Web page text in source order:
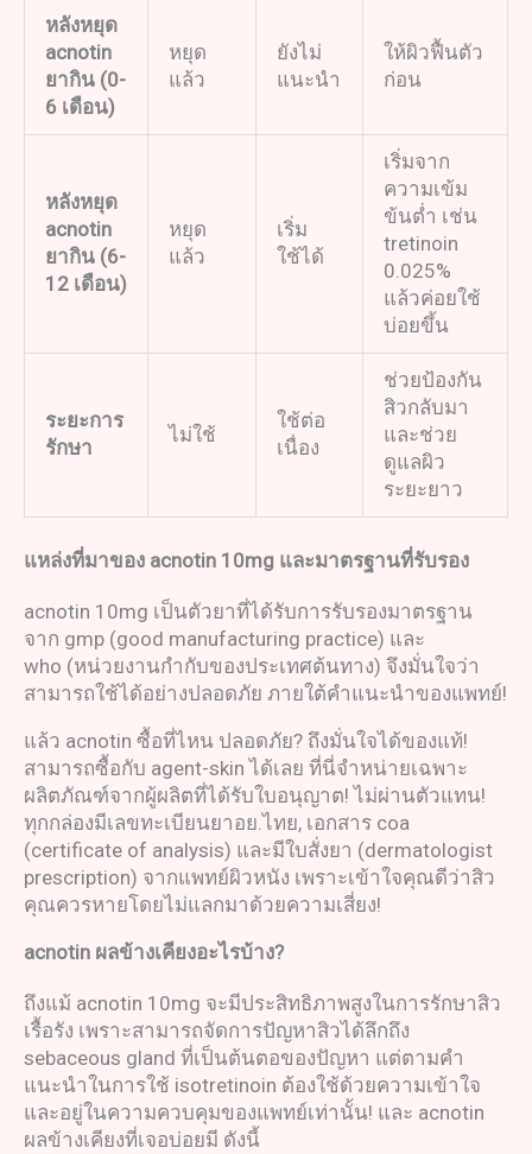
หลังหยุด
acnotin
ยากิน (0-
6 เดือน)
หยุด
แล้ว
ยังไม่
แนะนำ
ให้ผิวฟื้นตัว
ก่อน
หลังหยุด
acnotin
ยากิน (6-
12 เดือน)
หยุด
แล้ว
เริ่ม
ใช้ได้
เริ่มจาก
ความเข้ม
ข้นต่ำ เช่น
tretinoin
0.025%
แล้วค่อยใช้
บ่อยขึ้น
ระยะการ
รักษา
ไม่ใช้
ใช้ต่อ
เนื่อง
ช่วยป้องกัน
สิวกลับมา
และช่วย
ดูแลผิว
ระยะยาว
แหล่งที่มาของ acnotin 10mg และมาตรฐานที่รับรอง
acnotin 10mg เป็นตัวยาที่ได้รับการรับรองมาตรฐาน
จาก gmp (good manufacturing practice) และ
who (หน่วยงานกำกับของประเทศต้นทาง) จึงมั่นใจว่า
สามารถใช้ได้อย่างปลอดภัย ภายใต้คำแนะนำของแพทย์!
แล้ว acnotin ซื้อที่ไหน ปลอดภัย? ถึงมั่นใจได้ของแท้!
สามารถซื้อกับ agent-skin ได้เลย ที่นี่จำหน่ายเฉพาะ
ผลิตภัณฑ์จากผู้ผลิตที่ได้รับใบอนุญาต! ไม่ผ่านตัวแทน!
ทุกกล่องมีเลขทะเบียนยาอย.ไทย, เอกสาร coa
(certificate of analysis) และมีใบสั่งยา (dermatologist
prescription) จากแพทย์ผิวหนัง เพราะเข้าใจคุณดีว่าสิว
คุณควรหายโดยไม่แลกมาด้วยความเสี่ยง!
acnotin ผลข้างเคียงอะไรบ้าง?
ถึงแม้ acnotin 10mg จะมีประสิทธิภาพสูงในการรักษาสิว
เรื้อรัง เพราะสามารถจัดการปัญหาสิวได้ลึกถึง
sebaceous gland ที่เป็นต้นตอของปัญหา แต่ตามคำ
แนะนำในการใช้ isotretinoin ต้องใช้ด้วยความเข้าใจ
และอยู่ในความควบคุมของแพทย์เท่านั้น! และ acnotin
ผลข้างเคียงที่เจอบ่อยมี ดังนี้